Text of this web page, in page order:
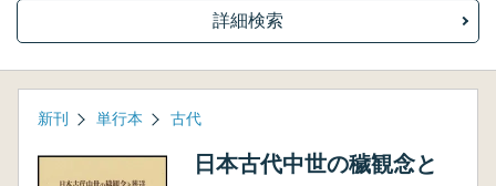
詳細検索
新刊 単行本 古代
日本古代中世の穢観念と